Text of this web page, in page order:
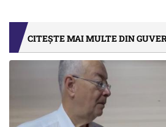
CITEȘTE MAI MULTE DIN